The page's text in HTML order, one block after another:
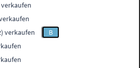
verkaufen
verkaufen
B